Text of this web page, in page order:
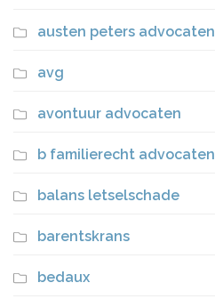
austen peters advocaten
avg
avontuur advocaten
b familierecht advocaten
balans letselschade
barentskrans
bedaux